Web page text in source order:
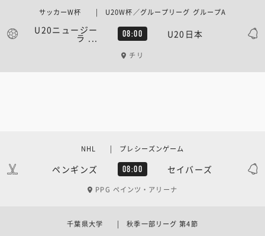
U20ニュージー
ラ ... 08:00 U20日本
サッカーW杯 | U20W杯／グループリーグ グループA
チリ
ペンギンズ 08:00 セイバーズ
NHL | プレシーズンゲーム
PPG ペインツ・アリーナ
千葉県大学 | 秋季一部リーグ 第4節